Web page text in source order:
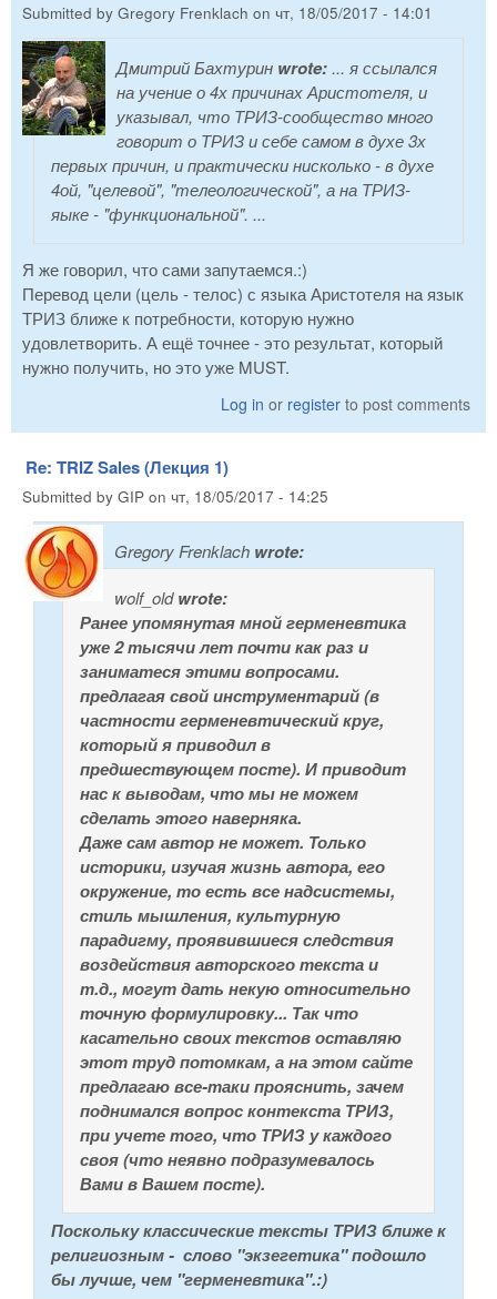
Submitted by Gregory Frenklach on чт, 18/05/2017 - 14:01
Дмитрий Бахтурин wrote: ... я ссылался
на учение о 4х причинах Аристотеля, и
указывал, что ТРИЗ-сообщество много
говорит о ТРИЗ и себе самом в духе 3х
первых причин, и практически нисколько - в духе
4ой, "целевой", "телеологической", а на ТРИЗ-
яыке - "функциональной". ...
Я же говорил, что сами запутаемся.:)
Перевод цели (цель - телос) с языка Аристотеля на язык
ТРИЗ ближе к потребности, которую нужно
удовлетворить. А ещё точнее - это результат, который
нужно получить, но это уже MUST.
Log in or register to post comments
Re: TRIZ Sales (Лекция 1)
Submitted by GIP on чт, 18/05/2017 - 14:25
Gregory Frenklach wrote:
wolf_oldwrote:
Ранее упомянутая мной герменевтика
уже 2 тысячи лет почти как раз и
заниматеся этими вопросами.
предлагая свой инструментарий (в
частности герменевтический круг,
который я приводил в
предшествующем посте). И приводит
нас к выводам, что мы не можем
сделать этого наверняка.
Даже сам автор не может. Только
историки, изучая жизнь автора, его
окружение, то есть все надсистемы,
стиль мышления, культурную
парадигму, проявившиеся следствия
воздействия авторского текста и
т.д., могут дать некую относительно
точную формулировку... Так что
касательно своих текстов оставляю
этот труд потомкам, а на этом сайте
предлагаю все-таки прояснить, зачем
поднимался вопрос контекста ТРИЗ,
при учете того, что ТРИЗ у каждого
своя (что неявно подразумевалось
Вами в Вашем посте).
Поскольку классические тексты ТРИЗ ближе к
религиозным - слово "экзегетика" подошло
бы лучше, чем "герменевтика".:)